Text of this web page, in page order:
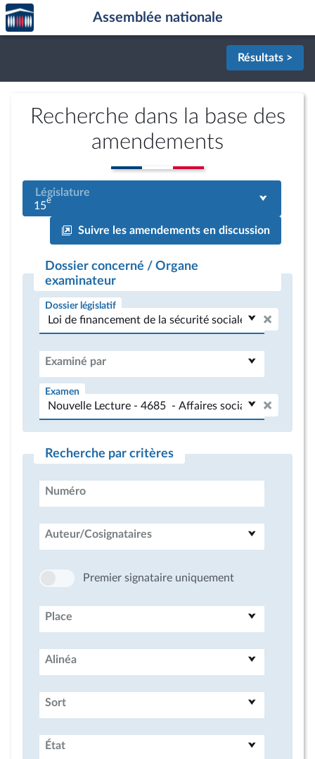
Aller au contenu
Aller en bas de la page
Accèder
à la
page
Assemblée nationale
Résultats >
Recherche dans la base des
amendements
Législature
15e
Suivre les amendements en discussion
Dossier concerné / Organe
examinateur
Dossier législatif
Examiné par
Examen
Recherche par critères
Numéro
Auteur/Cosignataires
Premier signataire uniquement
Place
Alinéa
Sort
État